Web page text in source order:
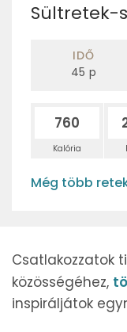
Sültretek-
IDŐ
45 p
760
Kalória
Még több
Csatlakozzatok
közösségéhez,
inspiráljátok